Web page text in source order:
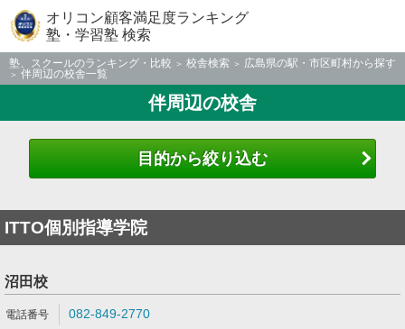
オリコン顧客満足度ランキング
塾・学習塾 検索
塾、スクールのランキング・比較 校舎検索
広島県の駅・市区町村から探す
伴周辺の校舎一覧
伴周辺の校舎
目的から絞り込む
ITTO個別指導学院
沼田校
082-849-2770